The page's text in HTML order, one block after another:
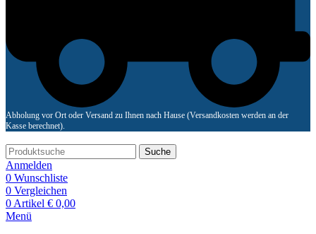
Abholung vor Ort oder Versand zu Ihnen nach Hause (Versandkosten werden an der
Kasse berechnet).
Suche
Anmelden
0 Wunschliste
0 Vergleichen
0 Artikel € 0,00
Menü